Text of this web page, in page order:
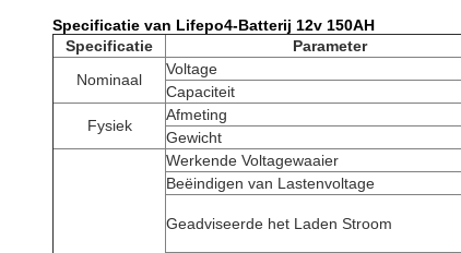
Specificatie van Lifepo4-Batterij 12v 150AH
Specificatie
Parameter
Nominaal
Voltage
Capaciteit
Fysiek
Afmeting
Gewicht
Werkende Voltagewaaier
Beëindigen van Lastenvoltage
Geadviseerde het Laden Stroom